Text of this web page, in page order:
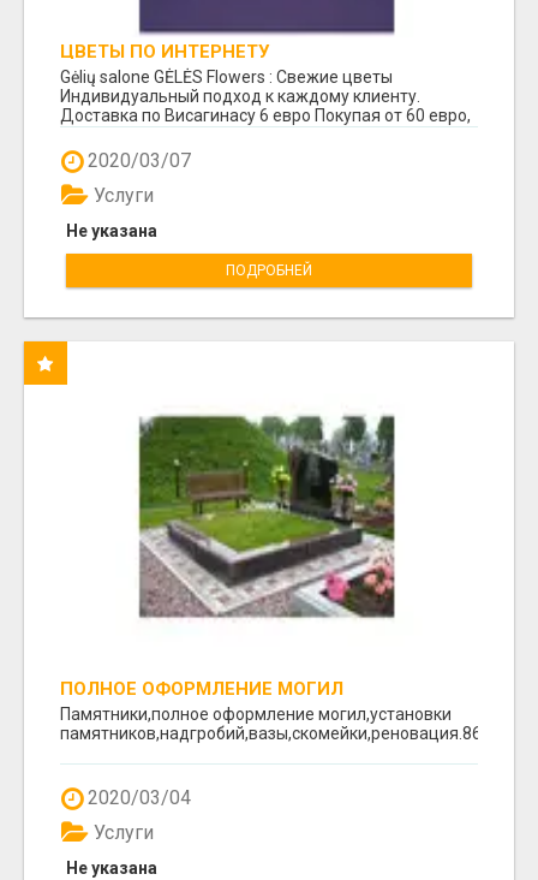
ЦВЕТЫ ПО ИНТЕРНЕТУ
Gėlių salone GĖLĖS Flowers : Свежие цветы
Индивидуальный подход к каждому клиенту.
Доставка по Висагинасу 6 евро Покупая от 60 евро,
2020/03/07
Не указана
Услуги
ПОДРОБНЕЙ
ПОЛНОЕ ОФОРМЛЕНИЕ МОГИЛ
Памятники,полное оформление могил,установки
2020/03/04
Не указана
Услуги